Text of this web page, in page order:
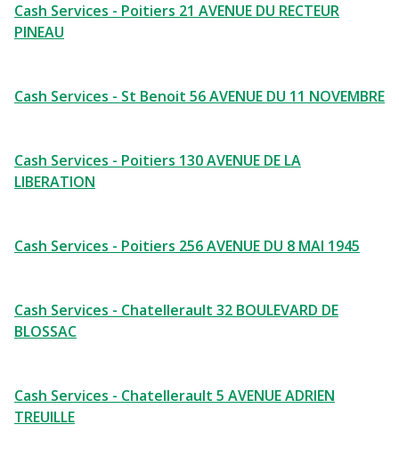
Cash Services - Poitiers 21 AVENUE DU RECTEUR
PINEAU
Cash Services - St Benoit 56 AVENUE DU 11 NOVEMBRE
Cash Services - Poitiers 130 AVENUE DE LA
LIBERATION
Cash Services - Poitiers 256 AVENUE DU 8 MAI 1945
Cash Services - Chatellerault 32 BOULEVARD DE
BLOSSAC
Cash Services - Chatellerault 5 AVENUE ADRIEN
TREUILLE